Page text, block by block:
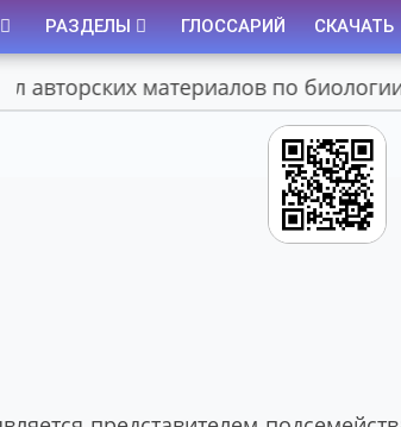
РАЗДЕЛЫ ГЛОССАРИЙ СКАЧАТЬ
материалов по биологии